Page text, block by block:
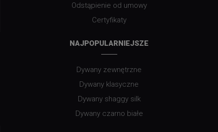
Odstąpienie od umowy
Certyfikaty
NAJPOPULARNIEJSZE
Dywany zewnętrzne
Dywany klasyczne
Dywany shaggy silk
Dywany czarno białe